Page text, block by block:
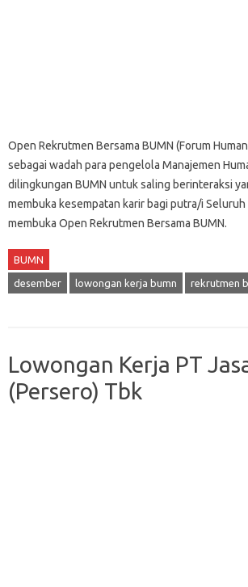
Open Rekrutmen Bersama BUMN (Forum
sebagai wadah para pengelola Manajemen
dilingkungan BUMN untuk saling berinteraksi
membuka kesempatan karir bagi putra/i
membuka Open Rekrutmen Bersama BUMN.
BUMN
desember lowongan kerja bumn rekrutmen
Lowongan Kerja PT
(Persero) Tbk